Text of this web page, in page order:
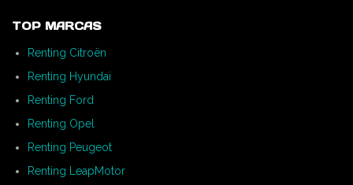
TOP MARCAS
Renting Citroën
Renting Hyundai
Renting Ford
Renting Opel
Renting Peugeot
Renting LeapMotor